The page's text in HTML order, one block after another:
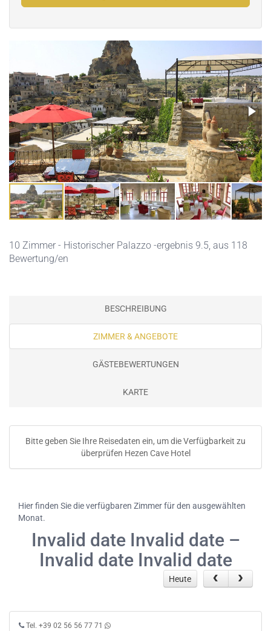
10 Zimmer - Historischer Palazzo -ergebnis 9.5, aus 118
Bewertung/en
BESCHREIBUNG
ZIMMER & ANGEBOTE
GÄSTEBEWERTUNGEN
KARTE
Bitte geben Sie Ihre Reisedaten ein, um die Verfügbarkeit zu
überprüfen Hezen Cave Hotel
Hier finden Sie die verfügbaren Zimmer für den ausgewählten
Monat.
Invalid date Invalid date –
Invalid date Invalid date
Heute
Tel. +39 02 56 56 77 71